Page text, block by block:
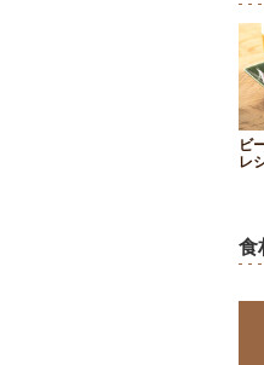
ビ
レ
食